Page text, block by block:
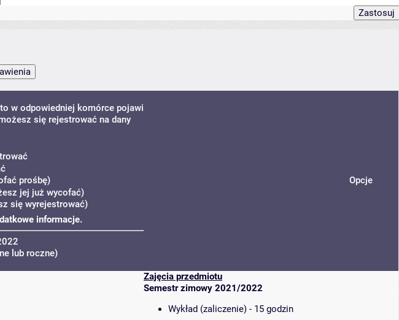
w odpowiedniej komórce pojawi
się rejestrować na dany
prośbę)
jej już wycofać)
się wyrejestrować)
informacje.
lub roczne)
Opcje
Zajęcia przedmiotu
Semestr zimowy 2021/2022
Wykład (zaliczenie) - 15 godzin